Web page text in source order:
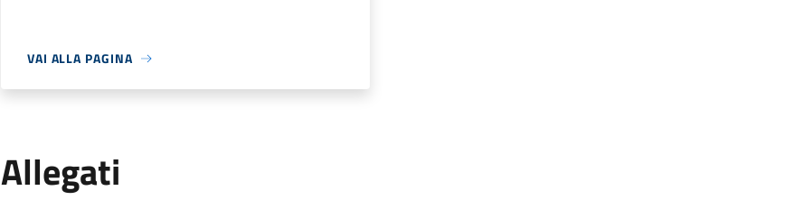
VAI ALLA PAGINA
Allegati